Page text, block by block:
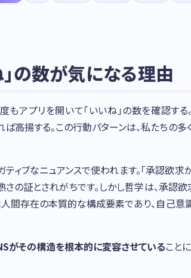
の数が気になる理由
もアプリを開いて「いいね」の数を確認す
高揚する。この行動パターンは、私たちの
ティブなニュアンスで使われます。「承認欲
の証とされがちです。しかし哲学は、承認
間存在の本質的な構成要素であり、自己意
がその構造を根本的に変容させていること